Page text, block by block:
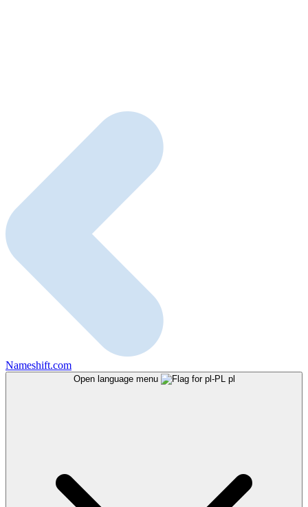
Nameshift.com
Open language menu pl